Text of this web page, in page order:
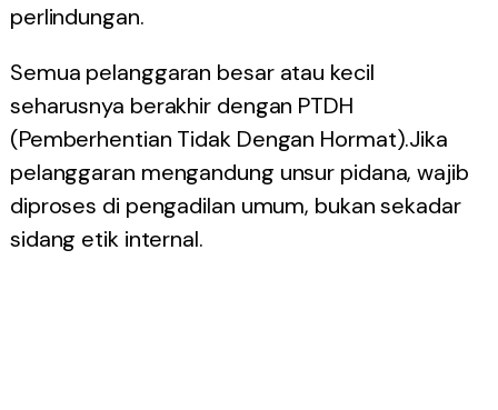
perlindungan.
Semua pelanggaran besar atau kecil
seharusnya berakhir dengan PTDH
(Pemberhentian Tidak Dengan Hormat).Jika
pelanggaran mengandung unsur pidana, wajib
diproses di pengadilan umum, bukan sekadar
sidang etik internal.